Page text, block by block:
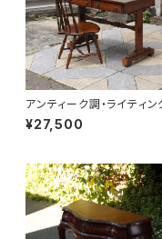
アンティーク調・ライティン
スク
¥27,500